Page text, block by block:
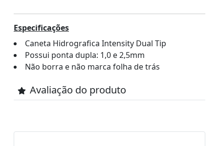
Especificações
Caneta Hidrografica Intensity Dual Tip
Possui ponta dupla: 1,0 e 2,5mm
Não borra e não marca folha de trás
Avaliação do produto